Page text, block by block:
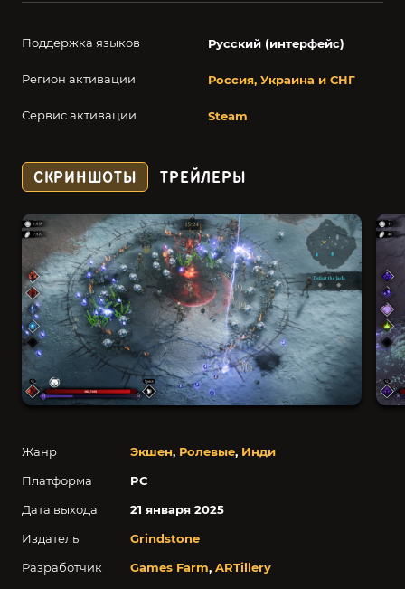
Поддержка языков Русский (интерфейс)
Регион активации Россия, Украина и СНГ
Сервис активации Steam
Жанр Экшен, Ролевые, Инди
Платформа
PC
Дата выхода
21 января 2025
Издатель
Grindstone
Разработчик
Games Farm, ARTillery
СКРИНШОТЫ ТРЕЙЛЕРЫ